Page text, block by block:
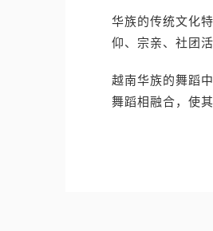
华族的传统文化
仰、宗亲、社团
越南华族的舞蹈
舞蹈相融合，使